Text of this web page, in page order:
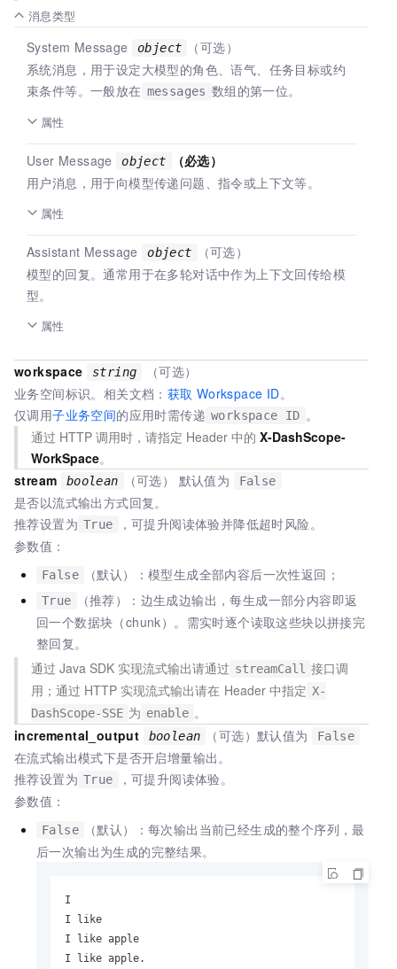
消息类型
System Message object
（可选）
系统消息，用于设定大模型的角色、语气、任务目标或约
束条件等。一般放在 messages 数组的第一位。
属性
User Message object
（必选）
用户消息，用于向模型传递问题、指令或上下文等。
属性
Assistant Message object
（可选）
模型的回复。通常用于在多轮对话中作为上下文回传给模
型。
属性
workspace string
（可选）
业务空间标识。相关文档： 获取 Workspace ID。
仅调用子业务空间的应用时需传递 workspace ID 。
通过 HTTP 调用时，请指定 Header 中的X-DashScope-
WorkSpace。
stream
boolean （可选） 默认值为 False
是否以流式输出方式回复。
推荐设置为 True
，可提升阅读体验并降低超时风险。
参数值：
False （默认）：模型生成全部内容后一次性返回；
True
（推荐）：边生成边输出，每生成一部分内容即返
回一个数据块（chunk）。需实时逐个读取这些块以拼接完
整回复。
通过 Java SDK 实现流式输出请通过 streamCall 接口调
用；通过 HTTP 实现流式输出请在 Header 中指定 X-
DashScope-SSE 为 enable 。
incremental_output
boolean （可选）默认值为 False
在流式输出模式下是否开启增量输出。
推荐设置为 True
，可提升阅读体验。
参数值：
False
（默认）：每次输出当前已经生成的整个序列，最
后一次输出为生成的完整结果。
I
I like
I like apple
I like apple.